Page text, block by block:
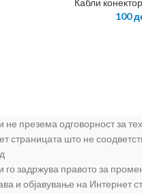
Кабли
100
не презема одговорност за
страницата што не
го задржува правото за
и објавување на Интернет